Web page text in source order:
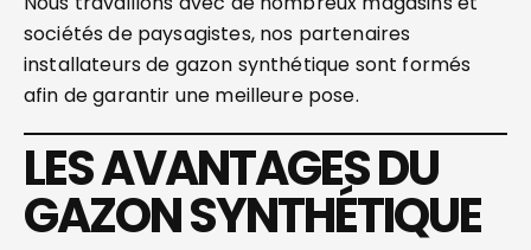
sociétés de paysagistes, nos partenaires
installateurs de gazon synthétique sont formés
afin de garantir une meilleure pose.
LES AVANTAGES DU
GAZON SYNTHÉTIQUE